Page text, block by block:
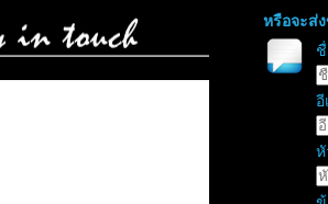
หรือจะส่
อี
หั